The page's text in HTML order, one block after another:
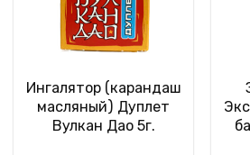
Ингалятор (карандаш
масляный) Дуплет
Вулкан Дао 5г.